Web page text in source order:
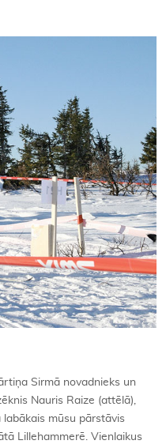
Sirmā novadnieks un
Nauris Raize (attēlā),
mūsu pārstāvis
Lillehammerē. Vienlaikus